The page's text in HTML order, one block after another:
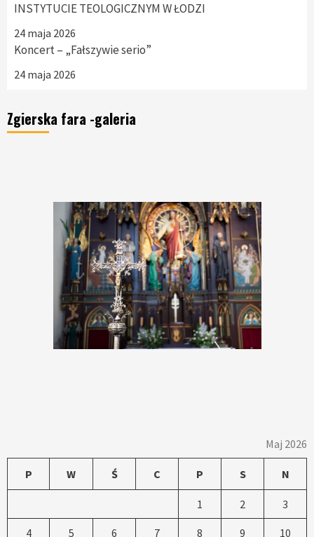
INSTYTUCIE TEOLOGICZNYM W ŁODZI
24 maja 2026
Koncert – „Fałszywie serio”
24 maja 2026
Zgierska fara -galeria
Maj 2026
P W Ś C P S N
1 2 3
4 5 6 7 8 9 10